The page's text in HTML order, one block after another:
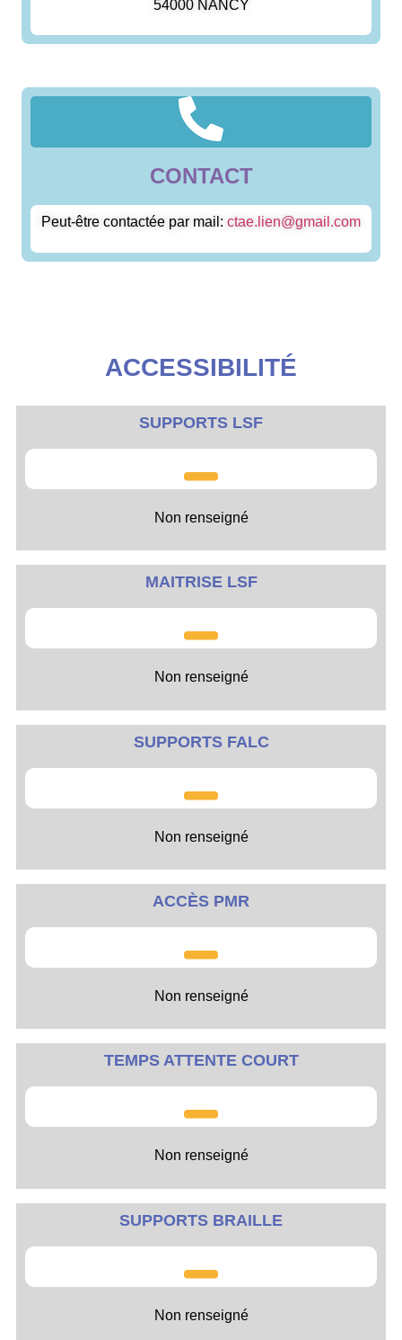
54000 NANCY
CONTACT
Peut-être contactée par mail: ctae.lien@gmail.com
ACCESSIBILITÉ
SUPPORTS LSF
Non renseigné
MAITRISE LSF
Non renseigné
SUPPORTS FALC
Non renseigné
ACCÈS PMR
Non renseigné
TEMPS ATTENTE COURT
Non renseigné
SUPPORTS BRAILLE
Non renseigné